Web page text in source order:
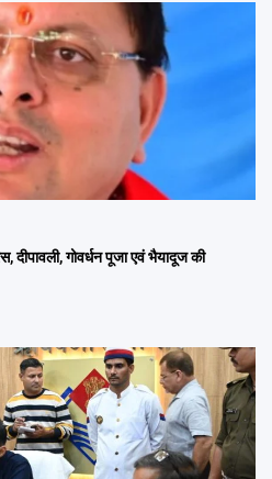
दीपावली, गोवर्धन पूजा एवं भैयादूज की